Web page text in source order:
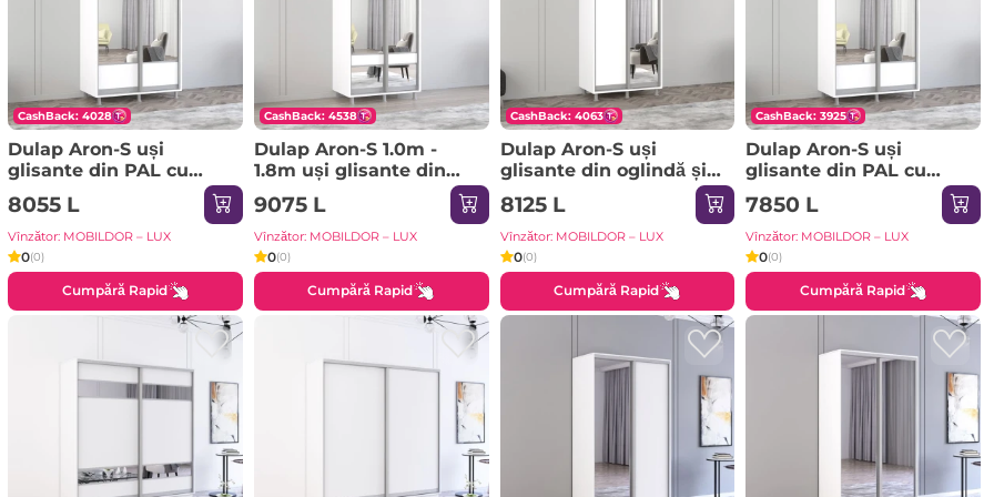
CashBack: 4028
Dulap Aron-S uși
glisante din PAL cu
oglindă orizontal
(110x60x240H cm)
Sonoma
8055 L
Vînzător: MOBILDOR – LUX
0(0)
Cumpără Rapid
CashBack: 4538
Dulap Aron-S 1.0m -
1.8m uși glisante din
PAL cu oglindă zebra
(160x60x220H cm)
Sonoma
9075 L
Vînzător: MOBILDOR – LUX
0(0)
Cumpără Rapid
CashBack: 4063
Dulap Aron-S uși
glisante din oglindă și
PAL (130x60x210H cm)
Sonoma
8125 L
Vînzător: MOBILDOR – LUX
0(0)
Cumpără Rapid
CashBack: 3925
Dulap Aron-S uși
glisante din PAL cu
oglindă (K1) orizontal
(100x60x240H cm)
Sonoma
7850 L
Vînzător: MOBILDOR – LUX
0(0)
Cumpără Rapid